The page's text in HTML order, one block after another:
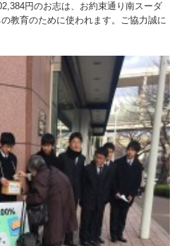
円のお志は、お約束通り南スーダ
教育のために使われます。ご協力誠に